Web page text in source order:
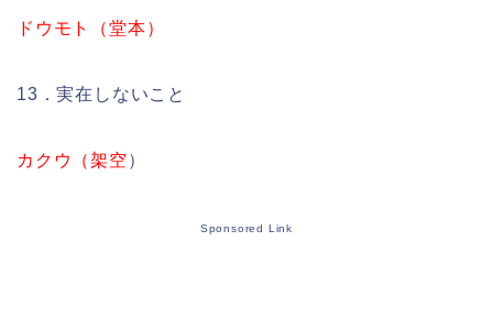
ドウモト（堂本）
13．実在しないこと
カクウ（架空 ）
Sponsored Link